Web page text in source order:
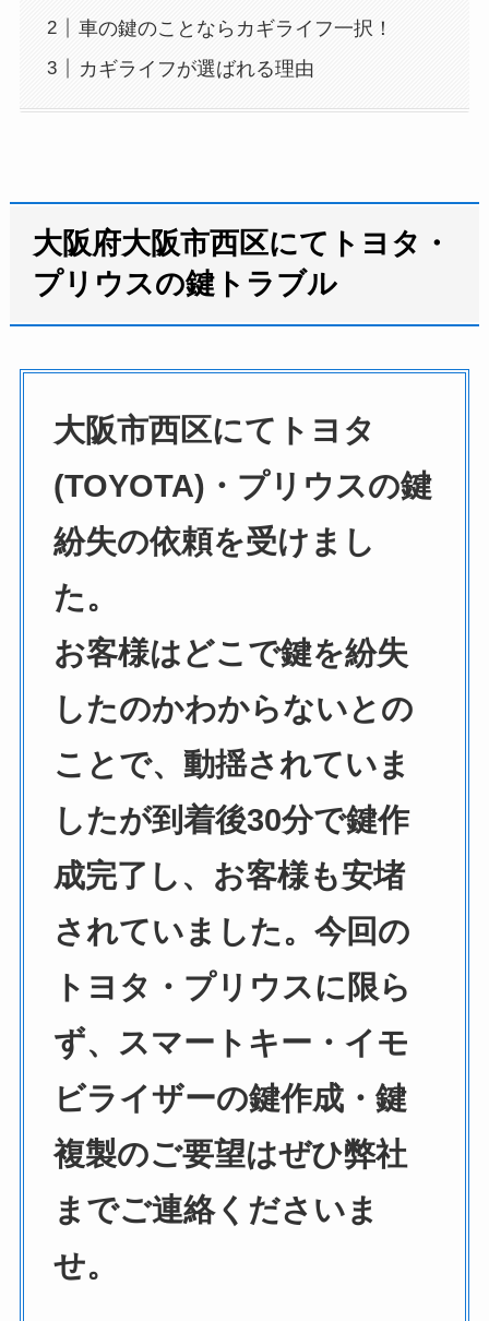
車の鍵のことならカギライフ一択！
カギライフが選ばれる理由
大阪府大阪市西区にてトヨタ・
プリウスの鍵トラブル
大阪市西区にてトヨタ
(TOYOTA)・プリウスの鍵
紛失の依頼を受けまし
た。
お客様はどこで鍵を紛失
したのかわからないとの
ことで、動揺されていま
したが到着後30分で鍵作
成完了し、お客様も安堵
されていました。今回の
トヨタ・プリウスに限ら
ず、スマートキー・イモ
ビライザーの鍵作成・鍵
複製のご要望はぜひ弊社
までご連絡くださいま
せ。